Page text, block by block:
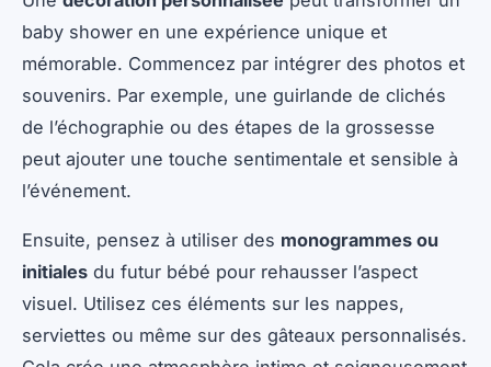
baby shower en une expérience unique et
mémorable. Commencez par intégrer des photos et
souvenirs. Par exemple, une guirlande de clichés
de l’échographie ou des étapes de la grossesse
peut ajouter une touche sentimentale et sensible à
l’événement.
Ensuite, pensez à utiliser des monogrammes ou
initiales du futur bébé pour rehausser l’aspect
visuel. Utilisez ces éléments sur les nappes,
serviettes ou même sur des gâteaux personnalisés.